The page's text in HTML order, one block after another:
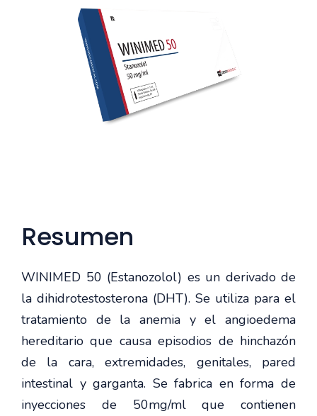
Resumen
WINIMED 50 (Estanozolol) es un derivado de
la dihidrotestosterona (DHT). Se utiliza para el
tratamiento de la anemia y el angioedema
hereditario que causa episodios de hinchazón
de la cara, extremidades, genitales, pared
intestinal y garganta. Se fabrica en forma de
inyecciones de 50mg/ml que contienen